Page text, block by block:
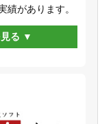
績があります。
る